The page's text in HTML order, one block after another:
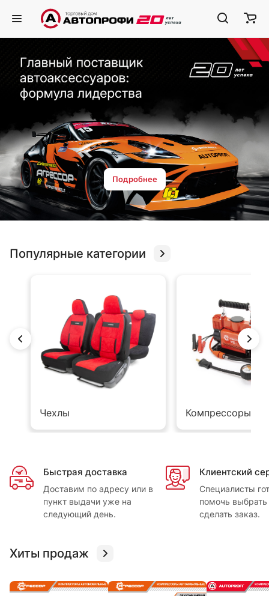
Главный поставщик
автоаксессуаров:
формула лидерства
Подробнее
Подробнее
Популярные категории
Чехлы Компрессоры
Быстрая доставка
Доставим по адресу или в
пункт выдачи уже на
следующий день.
Клиентский
Специалисты
помочь выбрать
сделать заказ.
Хиты продаж